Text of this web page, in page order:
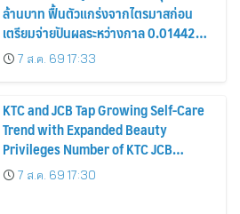
ล้านบาท ฟื้นตัวแกร่งจากไตรมาสก่อน
เตรียมจ่ายปันผลระหว่างกาล 0.014423
บาทต่อหุ้น ครึ่งปีหลังมุ่งเติบโตต่อเนื่อง
7 ส.ค. 69 17:33
KTC and JCB Tap Growing Self-Care
Trend with Expanded Beauty
Privileges Number of KTC JCB
Cardmembers Spending on
Cosmetics Rises 26%
7 ส.ค. 69 17:30